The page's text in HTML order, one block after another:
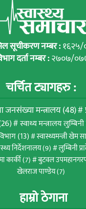
सूचीकरण नम्बर :
दर्ता नम्बर :२७०७/
चर्चित ट्यागहरु :
जनसंख्या मन्त्रालय(48)
स्वाथ्य मन्त्रालय
(13) स्वास्थ्यमन्त्री खेम
निर्देशनालय(9)
लुम्बिनी
कार्की(7) बुटवल
खेलराज पाण्डेय(7)
हाम्रो ठेगाना